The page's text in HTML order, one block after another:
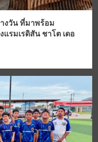
งวัน ที่มาพร้อม
แรมเรดิสัน ชาโต เดอ